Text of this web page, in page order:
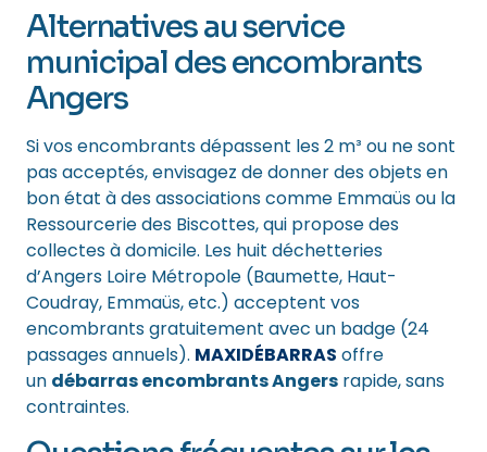
Alternatives au service
municipal des encombrants
Angers
Si vos encombrants dépassent les 2 m³ ou ne sont
pas acceptés, envisagez de donner des objets en
bon état à des associations comme Emmaüs ou la
Ressourcerie des Biscottes, qui propose des
collectes à domicile. Les huit déchetteries
d’Angers Loire Métropole (Baumette, Haut-
Coudray, Emmaüs, etc.) acceptent vos
encombrants gratuitement avec un badge (24
passages annuels). MAXIDÉBARRAS offre
un débarras encombrants Angers rapide, sans
contraintes.